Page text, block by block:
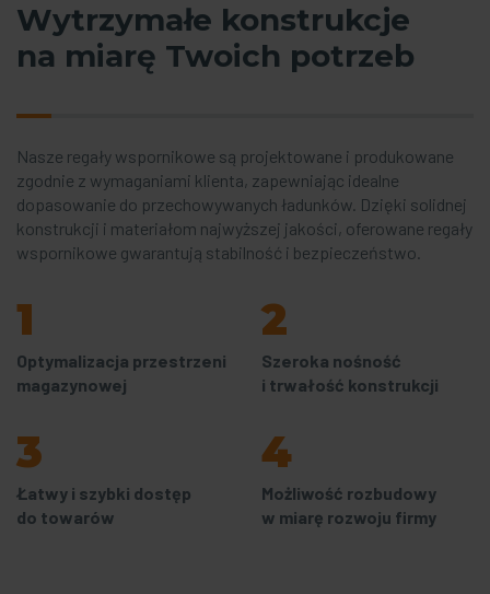
Wytrzymałe konstrukcje
na miarę Twoich potrzeb
Nasze regały wspornikowe są projektowane i produkowane
zgodnie z wymaganiami klienta, zapewniając idealne
dopasowanie do przechowywanych ładunków. Dzięki solidnej
konstrukcji i materiałom najwyższej jakości, oferowane regały
wspornikowe gwarantują stabilność i bezpieczeństwo.
1
Optymalizacja przestrzeni
magazynowej
2
Szeroka nośność
i trwałość konstrukcji
3
Łatwy i szybki dostęp
do towarów
4
Możliwość rozbudowy
w miarę rozwoju firmy